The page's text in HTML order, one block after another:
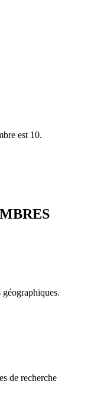
est 10.
géographiques.
de recherche